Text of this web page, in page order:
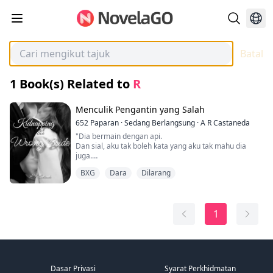
Batal
1 Book(s) Related to R
Menculik Pengantin yang Salah
652 Paparan ·Sedang Berlangsung ·A R Castaneda
"Dia bermain dengan api.
Dan sial, aku tak boleh kata yang aku tak mahu dia
juga.
nipis yang hampir tak menutup apa-apa pun."
"Kau memang betul-betul dara." Dia berbisik dengan
Aku rasa dia tak bermaksud untuk cakap kuat-kuat,
tidak. Jadi, daripada marah, aku menggenggam dan
BXG Dara Dilarang
1
Dasar Privasi Syarat Perkhidmatan